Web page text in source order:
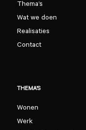
Thema’s
Wat we doen
Realisaties
Contact
THEMA’S
Wonen
Werk